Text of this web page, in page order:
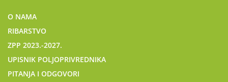
O NAMA
RIBARSTVO
ZPP 2023.-2027.
UPISNIK POLJOPRIVREDNIKA
PITANJA I ODGOVORI